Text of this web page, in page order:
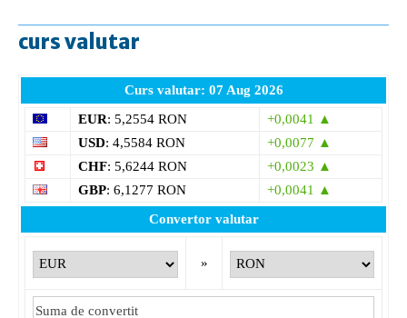
curs valutar
Curs valutar: 07 Aug 2026
EUR: 5,2554 RON
+0,0041 ▲
USD: 4,5584 RON
+0,0077 ▲
CHF: 5,6244 RON
+0,0023 ▲
GBP: 6,1277 RON
+0,0041 ▲
Convertor valutar
»